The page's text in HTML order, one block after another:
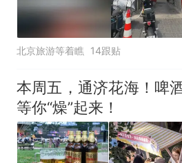
北京旅游等着瞧 14跟贴
本周五，通济花海！啤
等你“燥”起来！